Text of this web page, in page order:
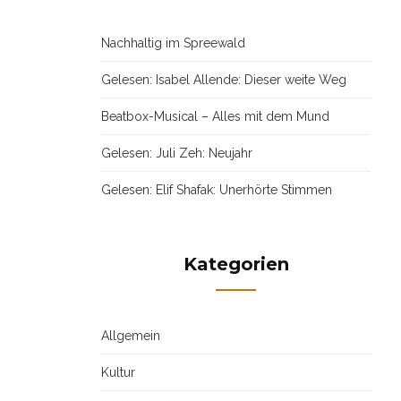
Nachhaltig im Spreewald
Gelesen: Isabel Allende: Dieser weite Weg
Beatbox-Musical – Alles mit dem Mund
Gelesen: Juli Zeh: Neujahr
Gelesen: Elif Shafak: Unerhörte Stimmen
Kategorien
Allgemein
Kultur